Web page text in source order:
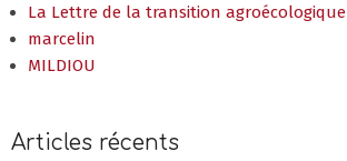
La Lettre de la transition agroécologique
marcelin
MILDIOU
Articles récents